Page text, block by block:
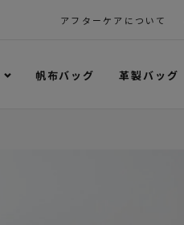
アフターケアについて
帆布バッグ 革製バッグ